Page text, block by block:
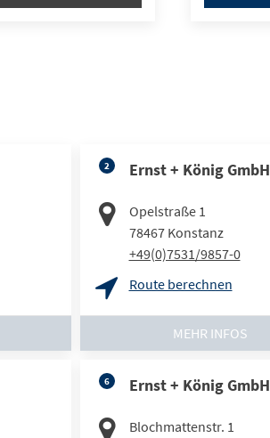
2 Ernst + König GmbH
Opelstraße 1
78467 Konstanz
+49(0)7531/9857-0
Route berechnen
MEHR INFOS
6 Ernst + König GmbH
Blochmattenstr. 1